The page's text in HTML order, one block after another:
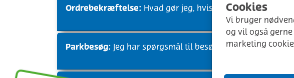
Cookies
Vi bruger
og vil også
marketing
Ordrebekræftelse: Hvad gør jeg, hvis jeg ikke har
Parkbesøg: Jeg har spørgsmål til besøget i Sommerland